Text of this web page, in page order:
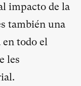
impacto de la
también una
todo el
les